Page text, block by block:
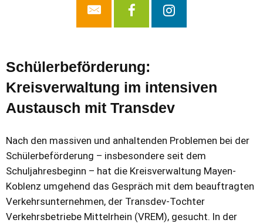
Schülerbeförderung:
Kreisverwaltung im intensiven
Austausch mit Transdev
Nach den massiven und anhaltenden Problemen bei der
Schülerbeförderung – insbesondere seit dem
Schuljahresbeginn – hat die Kreisverwaltung Mayen-
Koblenz umgehend das Gespräch mit dem beauftragten
Verkehrsunternehmen, der Transdev-Tochter
Verkehrsbetriebe Mittelrhein (VREM), gesucht. In der